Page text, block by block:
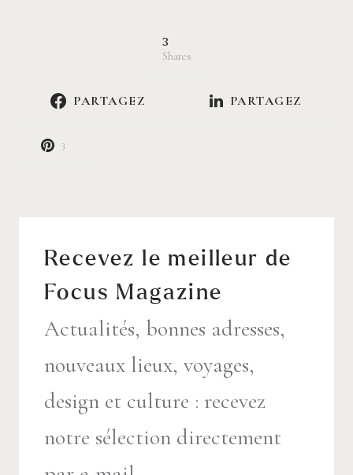
3
Shares
PARTAGEZ PARTAGEZ
3
Recevez le meilleur de
Focus Magazine
Actualités, bonnes adresses,
nouveaux lieux, voyages,
design et culture : recevez
notre sélection directement